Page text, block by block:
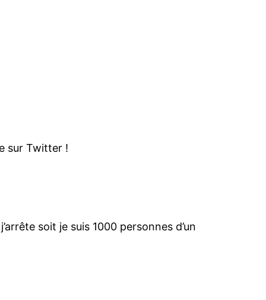
sur Twitter !
soit je suis 1000 personnes d’un